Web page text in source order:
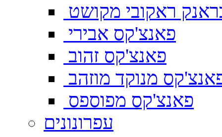
ראקובי מקושט
פאנצ'קס אבירי
פאנצ'קס זהוב
מנוקד מוזהב
פאנצ'קס מפוספס
עפרונונים